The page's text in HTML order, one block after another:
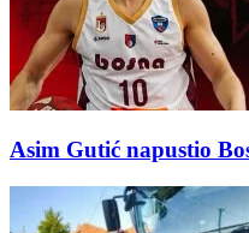
Asim Gutić napustio